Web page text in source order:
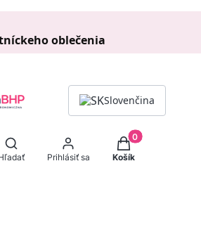
oblečenia
Slovenčina
Otvoriť vyhľadávač
Prihlásiť sa
Produkty v
Košík